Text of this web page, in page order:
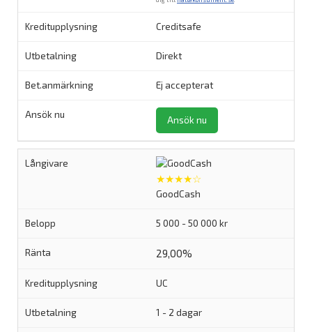
Creditsafe
Direkt
Ej accepterat
Ansök nu
★★★★☆
GoodCash
5 000 - 50 000 kr
29,00%
UC
1 - 2 dagar